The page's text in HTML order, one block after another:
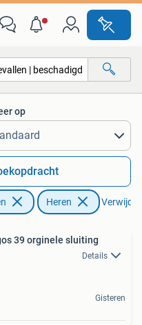
op
Heren
39 orginele sluiting
Details
Gisteren